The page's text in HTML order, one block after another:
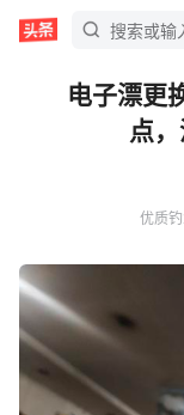
电子漂更
点
优质